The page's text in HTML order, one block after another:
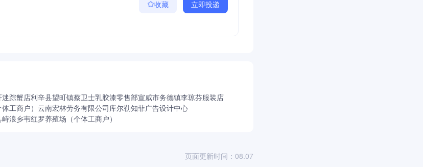
收藏 立即投递
踪蟹店利辛县望町镇蔡卫士乳胶漆零售部宣威市务德镇李琼芬服装店
工商户） 云南宏林劳务有限公司库尔勒知菲广告设计中心
浪乡韦红罗养殖场（个体工商户）
页面更新时间：08.07